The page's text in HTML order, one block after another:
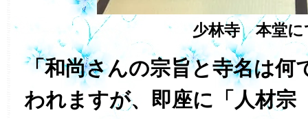
少林寺 本堂に
「和尚さんの宗旨と寺名は何
われますが、即座に「人材宗